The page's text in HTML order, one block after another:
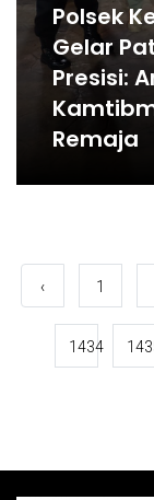
Polsek
Gelar
Presisi:
Remaja
‹ 1
1434